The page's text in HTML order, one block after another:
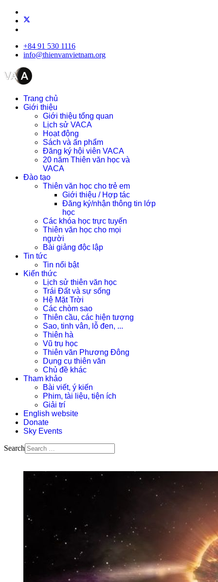
+84 91 530 1116
info@thienvanvietnam.org
Trang chủ
Giới thiệu
Giới thiệu tổng quan
Lịch sử VACA
Hoạt động
Sách và ấn phẩm
Đăng ký hội viên VACA
20 năm Thiên văn học và
VACA
Đào tạo
Thiên văn học cho trẻ em
Giới thiệu / Hợp tác
Đăng ký/nhận thông tin lớp
học
Các khóa học trực tuyến
Thiên văn học cho mọi
người
Bài giảng độc lập
Tin tức
Tin nổi bật
Kiến thức
Lịch sử thiên văn học
Trái Đất và sự sống
Hệ Mặt Trời
Các chòm sao
Thiên cầu, các hiện tượng
Sao, tinh vân, lỗ đen, ...
Thiên hà
Vũ trụ học
Thiên văn Phương Đông
Dụng cụ thiên văn
Chủ đề khác
Tham khảo
Bài viết, ý kiến
Phim, tài liệu, tiện ích
Giải trí
English website
Donate
Sky Events
Search